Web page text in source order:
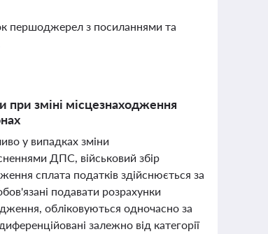
першоджерел з посиланнями та
при зміні місцезнаходження
у випадках зміни
ДПС, військовий збір
сплата податків здійснюється за
подавати розрахунки
обліковуються одночасно за
залежно від категорії